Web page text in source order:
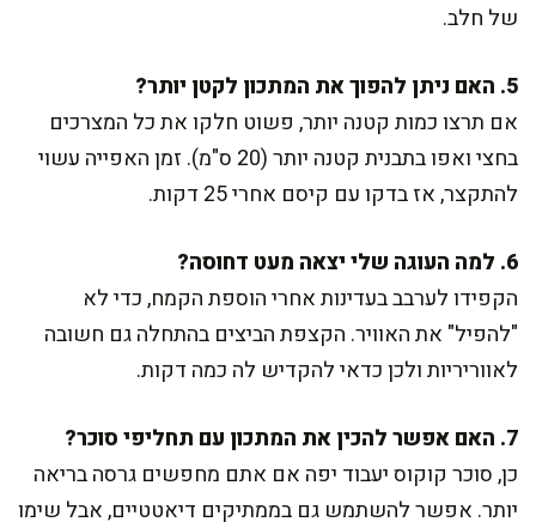
של חלב.
5. האם ניתן להפוך את המתכון לקטן יותר?
אם תרצו כמות קטנה יותר, פשוט חלקו את כל המצרכים
בחצי ואפו בתבנית קטנה יותר (20 ס"מ). זמן האפייה עשוי
להתקצר, אז בדקו עם קיסם אחרי 25 דקות.
6. למה העוגה שלי יצאה מעט דחוסה?
הקפידו לערבב בעדינות אחרי הוספת הקמח, כדי לא
"להפיל" את האוויר. הקצפת הביצים בהתחלה גם חשובה
לאווריריות ולכן כדאי להקדיש לה כמה דקות.
7. האם אפשר להכין את המתכון עם תחליפי סוכר?
כן, סוכר קוקוס יעבוד יפה אם אתם מחפשים גרסה בריאה
יותר. אפשר להשתמש גם בממתיקים דיאטטיים, אבל שימו